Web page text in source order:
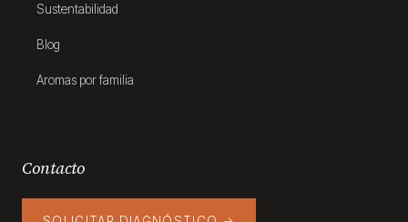
Sustentabilidad
Blog
Aromas por familia
Contacto